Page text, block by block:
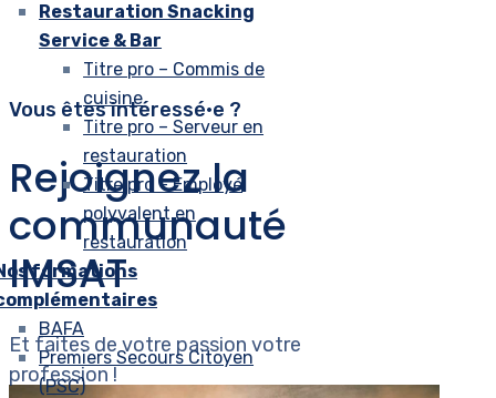
Restauration Snacking
Service & Bar
Titre pro – Commis de
cuisine
Titre pro – Serveur en
restauration
Titre pro – Employé
polyvalent en
restauration
formations
BAFA
Premiers Secours Citoyen
(PSC)
Vous êtes intéressé•e ?
Rejoignez la
communauté
IMSAT
Et faites de votre passion votre
profession !